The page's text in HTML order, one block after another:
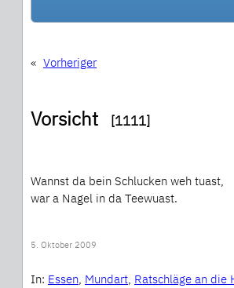
« Vorheriger
Vorsicht [1111]
Wannst da bein Schlucken weh tuast,
war a Nagel in da Teewuast.
5. Oktober 2009
In: Essen, Mundart, Ratschläge an die